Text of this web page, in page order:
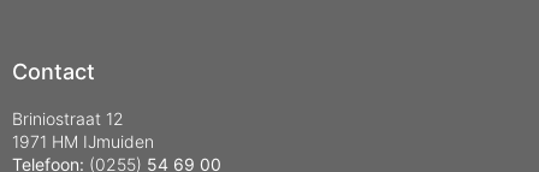
Contact
Briniostraat 12
1971 HM IJmuiden
Telefoon: (0255) 54 69 00